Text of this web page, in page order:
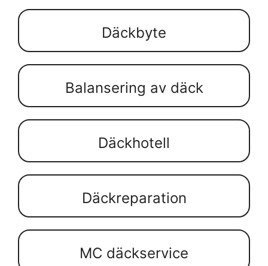
Däckbyte
Balansering av däck
Däckhotell
Däckreparation
MC däckservice